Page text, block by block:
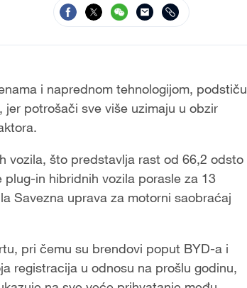
i naprednom tehnologijom, podstiču
potrošači sve više uzimaju u obzir
vozila, što predstavlja rast od 66,2 odsto
in hibridnih vozila porasle za 13
Savezna uprava za motorni saobraćaj
pri čemu su brendovi poput BYD-a i
registracija u odnosu na prošlu godinu,